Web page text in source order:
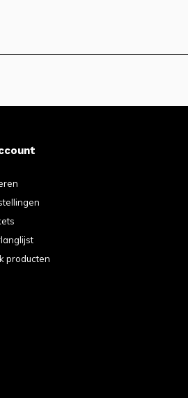
producten